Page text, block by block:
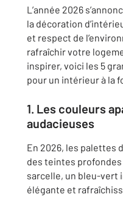
L’année 2026
la décoration
et respect de
rafraîchir votre
inspirer, voici les 5
pour un intérieur à la
1. Les couleurs
audacieuses
En 2026, les palettes
des teintes
sarcelle, un bleu-vert
élégante et